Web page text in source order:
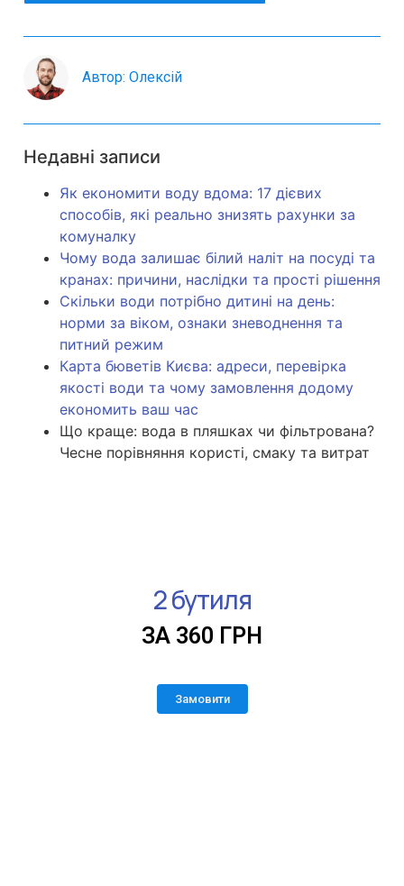
Автор: Олексій
Недавні записи
Як економити воду вдома: 17 дієвих
способів, які реально знизять рахунки за
комуналку
Чому вода залишає білий наліт на посуді та
кранах: причини, наслідки та прості рішення
Скільки води потрібно дитині на день:
норми за віком, ознаки зневоднення та
питний режим
Карта бюветів Києва: адреси, перевірка
якості води та чому замовлення додому
економить ваш час
Що краще: вода в пляшках чи фільтрована?
Чесне порівняння користі, смаку та витрат
2 бутиля
ЗА 360 ГРН
Замовити